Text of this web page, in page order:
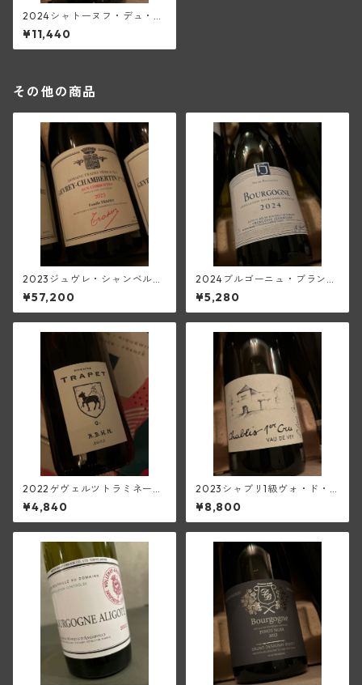
2024シャトーヌフ・デュ・パ
プ・ブラン(ル・ヴュー・ドン
ジョン)
¥11,440
その他の商品
2023ジュヴレ・シャンベルタ
ン1級オー・コンボット(トラ
ペ)
¥57,200
2024ブルゴーニュ・ブラン
(フランソワーズ・ジャニアー
ル)
¥5,280
2022ゲヴェルツトラミネー
ル・ベブレンハイム(トラペ)
¥4,840
2023シャブリ1級ヴォ・ド・
ヴェイ(アラン・マティアス)
¥8,800